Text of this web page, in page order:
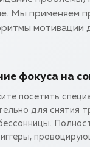
Мы применяем
мотивации
фокуса на
посетить
для снятия